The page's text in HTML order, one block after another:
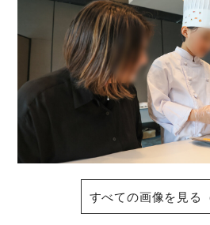
すべての画像を見る